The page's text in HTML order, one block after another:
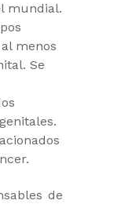
mundial.
menos
Se
de